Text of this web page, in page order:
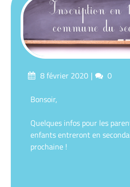
Posted8 février 2020
0
Bonsoir,
Quelques infos pour les
enfants entreront en
prochaine !